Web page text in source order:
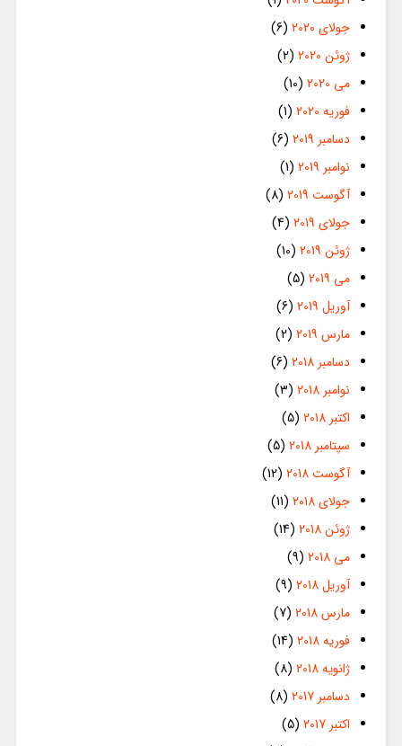
جولای 2020
(6)
ژوئن 2020
(2)
می 2020
(10)
فوریه 2020
(1)
دسامبر 2019
(6)
نوامبر 2019
(1)
آگوست 2019
(8)
جولای 2019
(4)
ژوئن 2019
(10)
می 2019
(5)
آوریل 2019
(6)
مارس 2019
(2)
دسامبر 2018
(6)
نوامبر 2018
(3)
اکتبر 2018
(5)
سپتامبر 2018
(5)
آگوست 2018
(12)
جولای 2018
(11)
ژوئن 2018
(14)
می 2018
(9)
آوریل 2018
(9)
مارس 2018
(7)
فوریه 2018
(14)
ژانویه 2018
(8)
دسامبر 2017
(8)
اکتبر 2017
(5)